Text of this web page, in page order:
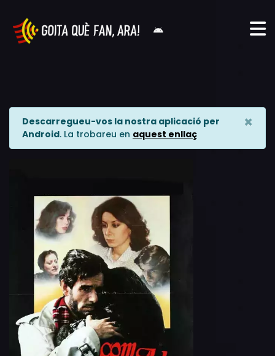
Descarregueu-vos la nostra aplicació per
Android. La trobareu en aquest enllaç
×